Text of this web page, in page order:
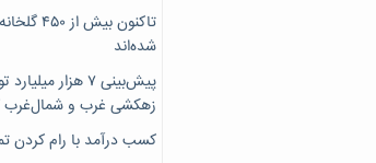
تاکنون
شده‌اند
پیش‌بینی ۷‌ هزار
زهکشی غرب و شمال‌غرب
کسب درآمد با رام